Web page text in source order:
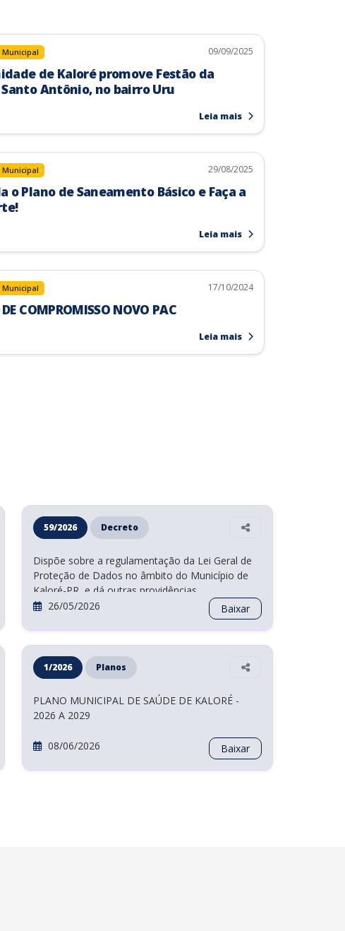
Leia mais
Leia mais
17/10/2024
59/2026 Decreto
Dispõe sobre a regulamentação da Lei Geral de
Proteção de Dados no âmbito do Município de
Kaloré-PR, e dá outras providências.
26/05/2026
Baixar
1/2026
PLANO MUNICIPAL DE SAÚDE DE KALORÉ -
2026 A 2029